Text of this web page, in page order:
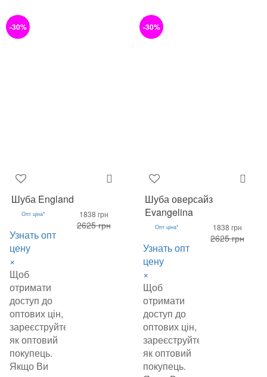
-30%
Шуба England
Опт ціна*
Узнать опт
цену
×
Щоб
отримати
доступ до
оптових цін,
зареєструйтеся
як оптовий
покупець.
Якщо Ви
1838 грн
2625 грн
-30%
Шуба оверсайз
Evangelina
Опт ціна*
Узнать опт
цену
×
Щоб
отримати
доступ до
оптових цін,
зареєструйтеся
як оптовий
покупець.
1838 грн
2625 грн